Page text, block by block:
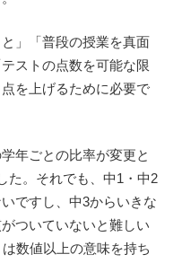
」「普段の授業を真面
ストの点数を可能な限
を上げるために必要で
年ごとの比率が変更と
た。それでも、中1・中2
ですし、中3からいきな
ついていないと難しい
数値以上の意味を持ち